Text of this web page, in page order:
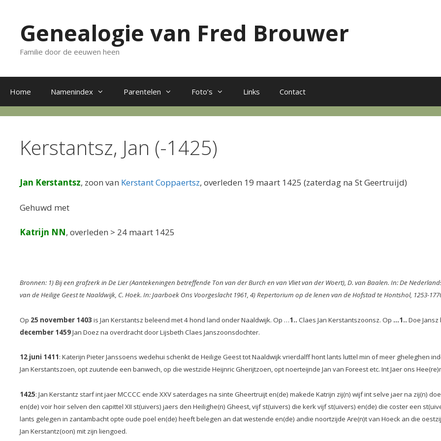
inhoudGenealogie van Fred Brouwer
Familie door de eeuwen heen
Home Namenindex Parentelen Foto’s Links Contact
Kerstantsz, Jan (-1425)
Jan Kerstantsz, zoon van Kerstant Coppaertsz, overleden 19 maart 1425 (zaterdag na St Geertruijd)
Gehuwd met
Katrijn NN, overleden > 24 maart 1425
Bronnen: 1) Bij een grafzerk in De Lier (Aantekeningen betreffende Ton van der Burch en van Vliet van der Woert), D. van Baalen. In: De
van de Heilige Geest te Naaldwijk, C. Hoek. In: Jaarboek Ons Voorgeslacht 1961, 4) Repertorium op de lenen van de Hofstad te Hontshol, 1253-
Op 25 november 1403 is Jan Kerstantsz beleend met 4 hond land onder Naaldwijk. Op …1.. Claes Jan Kerstantszoonsz. Op …1.. Doe
december 1459Jan Doez na overdracht door Lijsbeth Claes Janszoonsdochter.
12 juni 1411: Katerijn Pieter Janssoens wedehui schenkt de Heilige Geest tot Naaldwijk vrierdalff hont lants luttel min of meer gheleghen
Jan Kerstantszoen, opt zuutende een banwech, op die westzide Heijnric Gherijtzoen, opt noerteijnde Jan van Foreest etc. Int Jaer ons
1425: Jan Kerstantz starf int jaer MCCCC ende XXV saterdages na sinte Gheertruijt en(de) makede Katrijn zij(n) wijf int selve jaer na zij(n)
en(de) voir hoir selven den capittel XII st(uivers) jaers den Heilighe(n) Gheest, vijf st(uivers) die kerk vijf st(uivers) en(de) die coster een
lants gelegen in zantambacht opte oude poel en(de) heeft belegen an dat westende en(de) andie noortzijde Are(n)t van Hoeck an die
Jan Kerstantz(oon) mit zijn liengoed.